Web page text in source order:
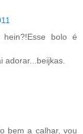
hein?!Esse bolo é
adorar...beijkas.
bem a calhar, vou